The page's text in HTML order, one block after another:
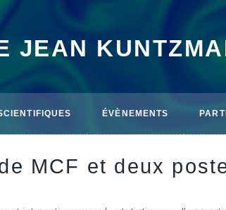
JEAN
ÉVÈNEMENTS
MCF et deux